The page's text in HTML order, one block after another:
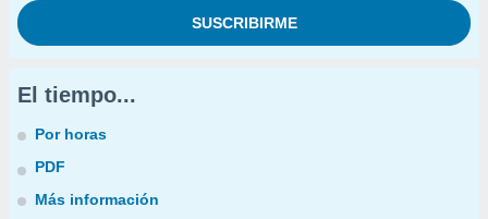
El tiempo...
Por horas
PDF
Más información